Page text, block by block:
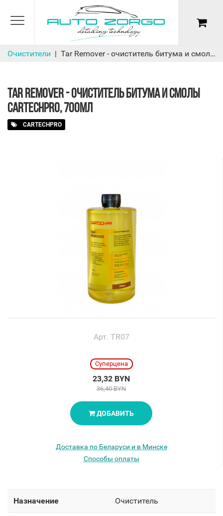
Очистители Tar Remover - очиститель битума и смолы CarTechPro, 700мл
TAR REMOVER - ОЧИСТИТЕЛЬ БИТУМА И СМОЛЫ
CARTECHPRO, 700МЛ
CARTECHPRO
Арт. TR07
Суперцена
23,32 BYN
36,40 BYN
ДОБАВИТЬ
Доставка по Беларуси и в Минске
Способы оплаты
Назначение Очиститель